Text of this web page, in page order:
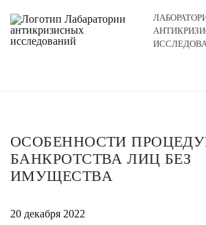
Главная Новости и блог Блог
ОСОБЕННОСТИ
БАНКРОТСТВА ЛИЦ БЕЗ
ИМУЩЕСТВА
20 декабря 2022